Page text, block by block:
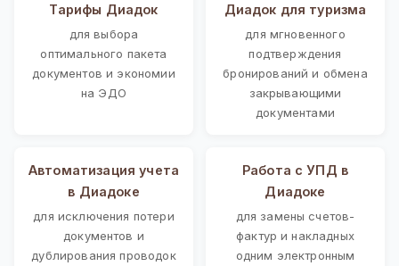
Тарифы Диадок
для выбора
оптимального пакета
документов и экономии
на ЭДО
Диадок для туризма
для мгновенного
подтверждения
бронирований и обмена
закрывающими
документами
Автоматизация учета
в Диадоке
для исключения потери
документов и
дублирования проводок
Работа с УПД в
Диадоке
для замены счетов-
фактур и накладных
одним электронным